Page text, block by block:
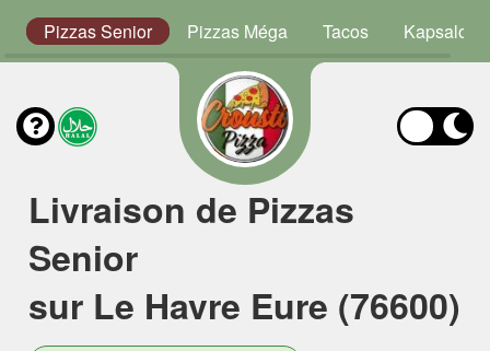
Pizzas Senior Pizzas Méga Tacos Kapsalon
Livraison de Pizzas
Senior
sur Le Havre Eure (76600)